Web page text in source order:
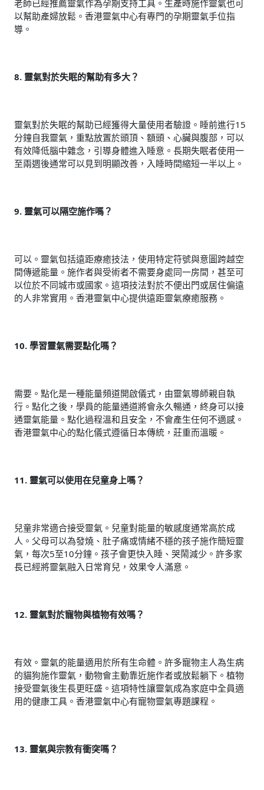
老師已經推薦靈氣作為孕期支持工具。生產時施作靈氣也可
以幫助產婦放鬆。香港靈氣中心有專門的孕期靈氣手位指
導。
8. 靈氣對於失眠的幫助有多大？
靈氣對於失眠的幫助已經獲得大量使用者驗證。睡前進行15
分鐘自我靈氣，重點放置於頭頂、額頭、心臟與腹部，可以
有效降低腦中雜念，引導身體進入睡意。長期失眠者使用一
至兩週後通常可以見到明顯改善，入睡時間縮短一半以上。
9. 靈氣可以隔空施作嗎？
可以。靈氣包括遠距療癒技法，使用特定符號與意圖跨越空
間傳遞能量。施作者與受術者不需要身處同一房間，甚至可
以位於不同城市或國家。這項技法對於不便出門或居住偏遠
的人非常實用。香港靈氣中心提供遠距靈氣療癒服務。
10. 學習靈氣需要點化嗎？
需要。點化是一種能量頻道開啟儀式，由靈氣導師親自執
行。點化之後，學員的能量通道將會永久暢通，終身可以接
通靈氣能量。點化過程溫和且安全，不會產生任何不適感。
香港靈氣中心的點化儀式遵循日本傳統，莊重而溫暖。
11. 靈氣可以使用在兒童身上嗎？
兒童非常適合接受靈氣。兒童對能量的敏感度通常高於成
人。父母可以為發燒、肚子痛或情緒不穩的孩子施作簡短靈
氣，每次5至10分鐘。孩子會更快入睡、哭鬧減少。許多家
長已經將靈氣融入日常育兒，效果令人滿意。
12. 靈氣對於寵物與植物有效嗎？
有效。靈氣的能量適用於所有生命體。許多寵物主人為生病
的貓狗施作靈氣，動物會主動靠近施作者或放鬆躺下。植物
接受靈氣後生長更旺盛。這項特性讓靈氣成為家庭中全員適
用的健康工具。香港靈氣中心有寵物靈氣專題課程。
13. 靈氣與宗教有衝突嗎？